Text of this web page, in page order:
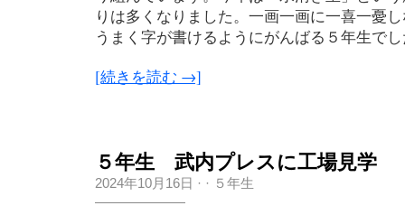
りは多くなりました。一画一画に一喜一憂
うまく字が書けるようにがんばる５年生で
[続きを読む →]
５年生 武内プレスに工場見学
2024年10月16日 · · ５年生